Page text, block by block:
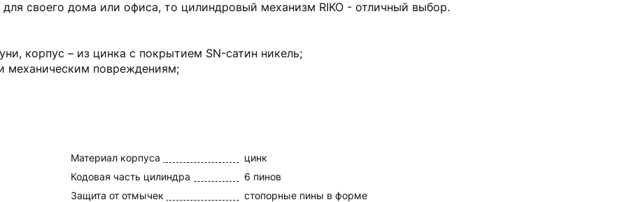
своего дома или офиса, то цилиндровый механизм RIKO - отличный выбор.
корпус – из цинка с покрытием SN-сатин никель;
механическим повреждениям;
Материал корпуса
цинк
Кодовая часть цилиндра
6 пинов
Защита от отмычек
стопорные пины в форме